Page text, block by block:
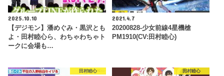
2025.10.10
【デジモン】潘めぐみ・黒沢とも
よ・田村睦心ら、わちゃわちゃト
ークに会場も…
2021.4.7
20200828-少女前線4星機槍
PM1910(CV:田村睦心)
田村睦心 田村睦心